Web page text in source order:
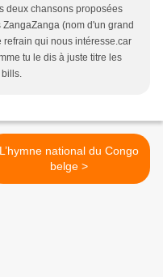
deux chansons proposées
(nom d'un grand
refrain qui nous intéresse.car
tu le dis à juste titre les
L’hymne national du Congo
belge >